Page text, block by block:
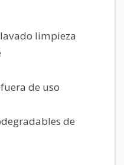
lavado limpieza
de uso
de